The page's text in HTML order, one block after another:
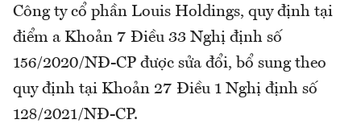
Công ty cổ phần Louis Holdings, quy định tại
điểm a Khoản 7 Điều 33 Nghị định số
156/2020/NĐ-CP được sửa đổi, bổ sung theo
quy định tại Khoản 27 Điều 1 Nghị định số
128/2021/NĐ-CP.